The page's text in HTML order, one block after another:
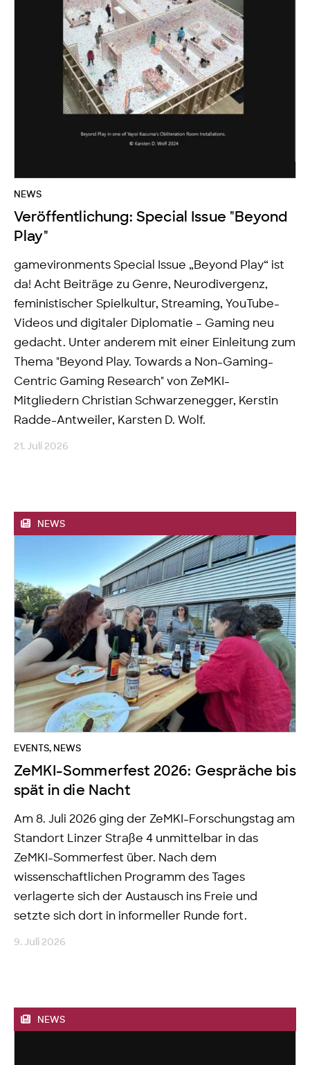
NEWS
Veröffentlichung: Special Issue "Beyond
Play"
gamevironments Special Issue „Beyond Play“ ist
da! Acht Beiträge zu Genre, Neurodivergenz,
feministischer Spielkultur, Streaming, YouTube-
Videos und digitaler Diplomatie – Gaming neu
gedacht. Unter anderem mit einer Einleitung zum
Thema "Beyond Play. Towards a Non-Gaming-
Centric Gaming Research" von ZeMKI-
Mitgliedern Christian Schwarzenegger, Kerstin
Radde-Antweiler, Karsten D. Wolf.
21. Juli 2026
NEWS
EVENTS, NEWS
ZeMKI-Sommerfest 2026: Gespräche bis
spät in die Nacht
Am 8. Juli 2026 ging der ZeMKI-Forschungstag am
Standort Linzer Straße 4 unmittelbar in das
ZeMKI-Sommerfest über. Nach dem
wissenschaftlichen Programm des Tages
verlagerte sich der Austausch ins Freie und
setzte sich dort in informeller Runde fort.
9. Juli 2026
NEWS